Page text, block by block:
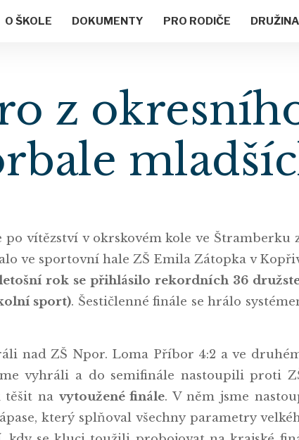
O ŠKOLE DOKUMENTY PRO RODIČE DRUŽINA
z
po vítězství v okrskovém kole ve Štramberku
ve sportovní hale ZŠ Emila Zátopka v
rok se přihlásilo rekordních 36
sport). Šestičlenné finále se hrálo
nad ZŠ Npor. Loma Příbor 4:2 a ve
vyhráli a do semifinále nastoupili proti
těšit na vytoužené finále. V něm jsme
který splňoval všechny parametry